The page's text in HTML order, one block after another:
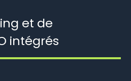
et de
intégrés